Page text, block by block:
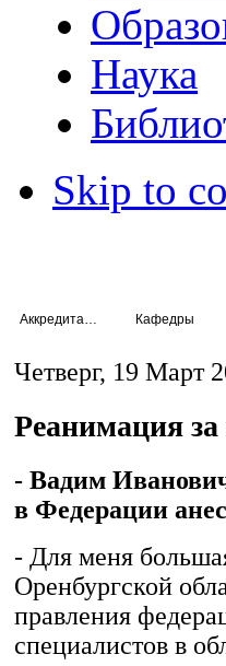
Наука
Skip to
Кафедры
Четверг, 19 Март
Реанимация
- Вадим
в Федерации
- Для меня
Оренбургской
правления
специалистов в